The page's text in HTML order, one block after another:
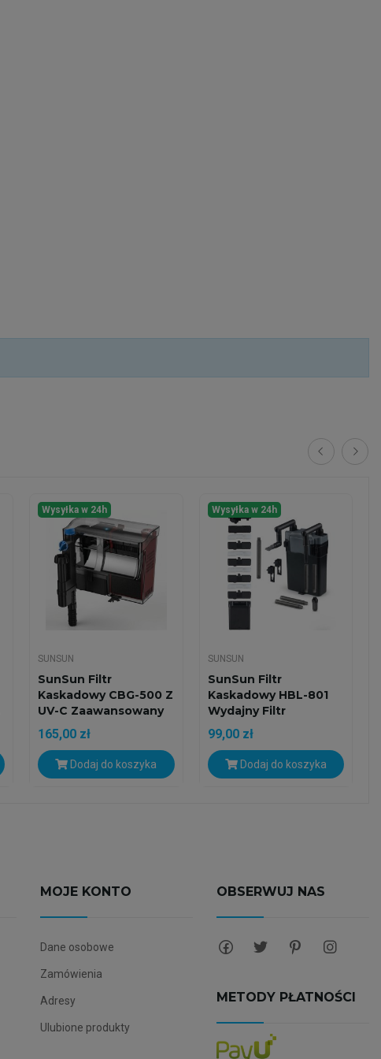
Wysyłka w 24h
SUNSUN
SunSun Filtr
Kaskadowy CBG-500 Z
UV-C Zaawansowany
Filtr...
165,00 zł
Dodaj do koszyka
Wysyłka w 24h
SUNSUN
SunSun Filtr
Kaskadowy HBL-801
Wydajny Filtr
Zawieszany...
99,00 zł
Dodaj do koszyka
MOJE KONTO
Dane osobowe
Zamówienia
Adresy
Ulubione produkty
OBSERWUJ NAS
METODY PŁATNOŚCI